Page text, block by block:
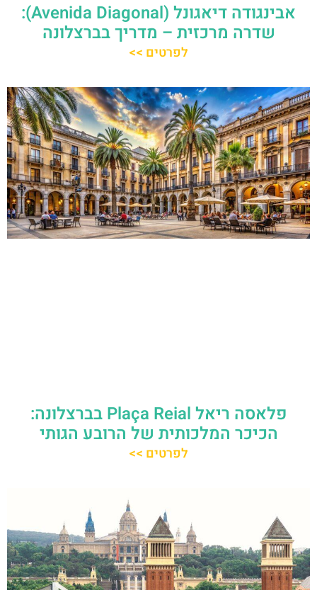
אבינגודה דיאגונל (Avenida Diagonal):
שדרה מרכזית – מדריך בברצלונה
לפרטים >>
פלאסה ריאל Plaça Reial בברצלונה:
הכיכר המלכותית של הרובע הגותי
לפרטים >>